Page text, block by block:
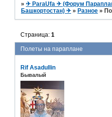
»✈ ParaUfa ✈ (Форум
Башкортостан) ✈ » Разное »
Полеты на параплане
Страница:1
Rif Asadullin
Бывалый